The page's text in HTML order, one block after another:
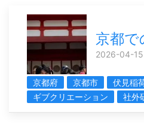
京都で
2026-04-
京都府 京都市
伏見稲
ギブクリエーション
社外